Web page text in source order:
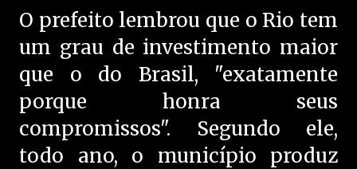
O prefeito lembrou que o Rio tem
um grau de investimento maior
que o do Brasil, "exatamente
porque honra seus
compromissos". Segundo ele,
todo ano, o município produz